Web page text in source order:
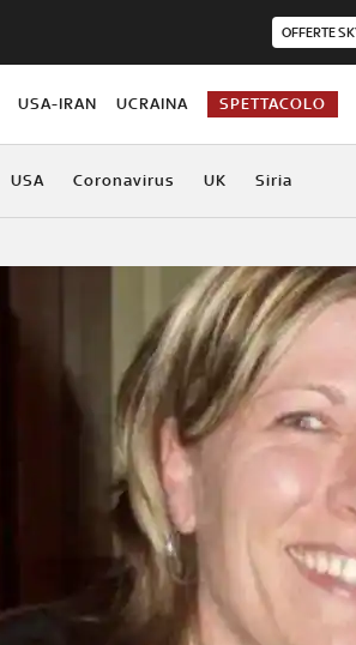
OFFERTE
USA-IRAN UCRAINA SPETTACOLO
USA Coronavirus UK Siria